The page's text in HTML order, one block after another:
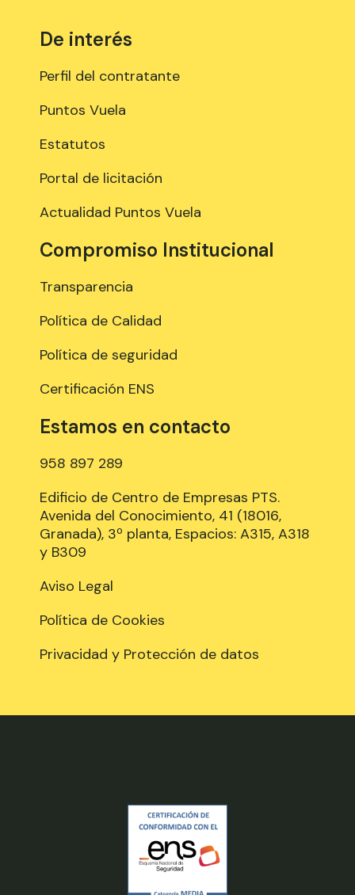
De interés
Perfil del contratante
Puntos Vuela
Estatutos
Portal de licitación
Actualidad Puntos Vuela
Compromiso Institucional
Transparencia
Política de Calidad
Política de seguridad
Certificación ENS
Estamos en contacto
958 897 289
Edificio de Centro de Empresas PTS.
Avenida del Conocimiento, 41 (18016,
Granada), 3º planta, Espacios: A315, A318
y B309
Aviso Legal
Política de Cookies
Privacidad y Protección de datos